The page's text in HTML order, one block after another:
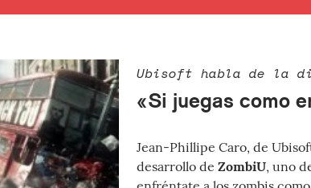
Ubisoft habla de la
«Si juegas como
Jean-Phillipe Caro, de
desarrollo de ZombiU, uno